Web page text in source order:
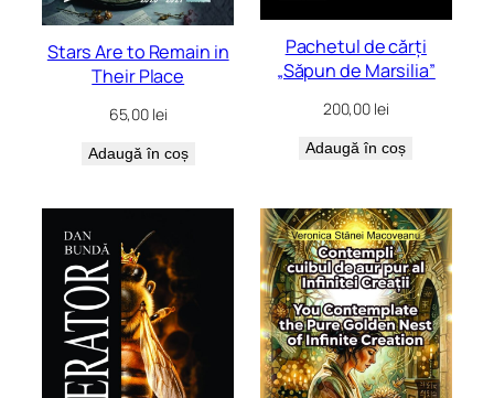
Stars Are to Remain in
Their Place
65,00 lei
Adaugă în coș
Pachetul de cărți
„Săpun de Marsilia”
200,00 lei
Adaugă în coș